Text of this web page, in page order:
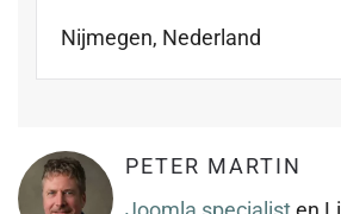
Nijmegen, Nederland
PETER MARTIN